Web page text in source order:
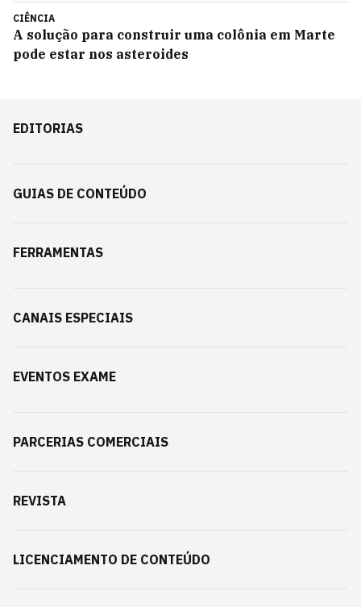
CIÊNCIA
A solução para construir uma colônia em Marte
pode estar nos asteroides
EDITORIAS
GUIAS DE CONTEÚDO
FERRAMENTAS
CANAIS ESPECIAIS
EVENTOS EXAME
PARCERIAS COMERCIAIS
REVISTA
LICENCIAMENTO DE CONTEÚDO